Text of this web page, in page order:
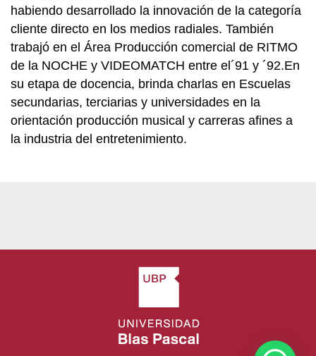
habiendo desarrollado la innovación de la categoría
cliente directo en los medios radiales. También
trabajó en el Área Producción comercial de RITMO
de la NOCHE y VIDEOMATCH entre el´91 y ´92.En
su etapa de docencia, brinda charlas en Escuelas
secundarias, terciarias y universidades en la
orientación producción musical y carreras afines a
la industria del entretenimiento.